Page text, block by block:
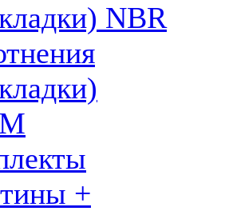
NBR
+